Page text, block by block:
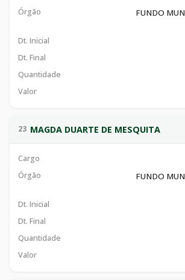
Órgão
FUNDO
Dt. Inicial
Dt. Final
Quantidade
Valor
23 MAGDA DUARTE DE MESQUITA
Cargo
Órgão
FUNDO
Dt. Inicial
Dt. Final
Quantidade
Valor